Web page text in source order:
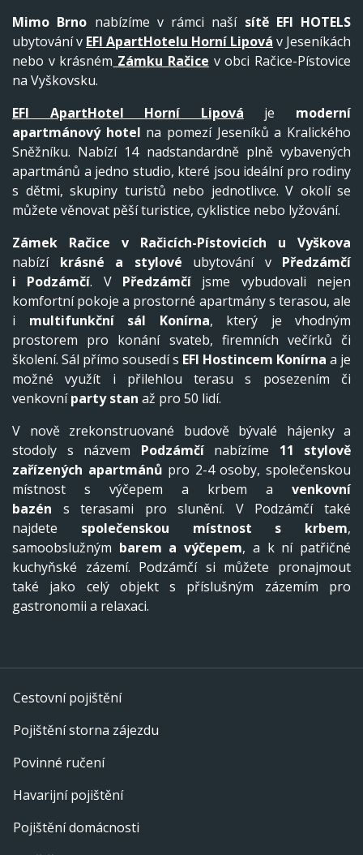
Mimo Brno nabízíme v rámci naší sítě EFI HOTELS
ubytování v EFI ApartHotelu Horní Lipová v Jeseníkách
nebo v krásném Zámku Račice v obci Račice-Pístovice
na Vyškovsku.
EFI ApartHotel Horní Lipová je moderní
apartmánový hotel na pomezí Jeseníků a Kralického
Sněžníku. Nabízí 14 nadstandardně plně vybavených
apartmánů a jedno studio, které jsou ideální pro rodiny
s dětmi, skupiny turistů nebo jednotlivce. V okolí se
můžete věnovat pěší turistice, cyklistice nebo lyžování.
Zámek Račice v Račicích-Pístovicích u Vyškova
nabízí krásné a stylové ubytování v Předzámčí
i
Podzámčí. V Předzámčí jsme vybudovali nejen
komfortní pokoje a prostorné apartmány s terasou, ale
i multifunkční sál Konírna, který je vhodným
prostorem pro konání svateb, firemních večírků či
školení. Sál přímo sousedí s EFI Hostincem Konírna a je
možné využít i přilehlou terasu s posezením či
venkovníparty stan až pro 50 lidí.
V nově zrekonstruované budově bývalé hájenky a
stodoly s názvem Podzámčínabízíme 11 stylově
zařízených apartmánů pro 2-4 osoby, společenskou
místnost s výčepem a krbem a venkovní
bazén s terasami pro slunění. V Podzámčí také
najdete společenskou místnost s krbem,
samoobslužným barem a výčepem, a k ní patřičné
kuchyňské zázemí. Podzámčí si můžete pronajmout
také jako celý objekt s příslušným zázemím pro
gastronomii a relaxaci.
Cestovní pojištění
Pojištění storna zájezdu
Povinné ručení
Havarijní pojištění
Pojištění domácnosti